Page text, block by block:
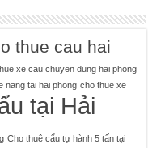
thue cau hai
xe cau chuyen dung hai phong
nang tai hai phong cho thue xe
tại Hải
Cho thuê cẩu tự hành 5 tấn tại